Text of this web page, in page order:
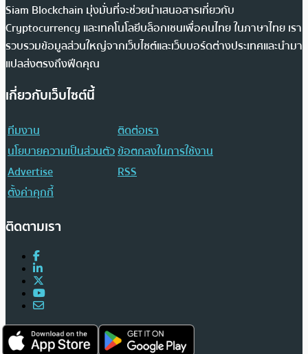
Siam Blockchain มุ่งมั่นที่จะช่วยนำเสนอสารเกี่ยวกับ
Cryptocurrency และเทคโนโลยีบล็อกเชนเพื่อคนไทย ในภาษาไทย เรา
รวบรวมข้อมูลส่วนใหญ่จากเว็บไซต์และเว็บบอร์ดต่างประเทศและนำมา
แปลส่งตรงถึงฟีดคุณ
เกี่ยวกับเว็บไซต์นี้
ทีมงาน
ติดต่อเรา
นโยบายความเป็นส่วนตัวข้อตกลงในการใช้งาน
Advertise
RSS
ตั้งค่าคุกกี้
ติดตามเรา